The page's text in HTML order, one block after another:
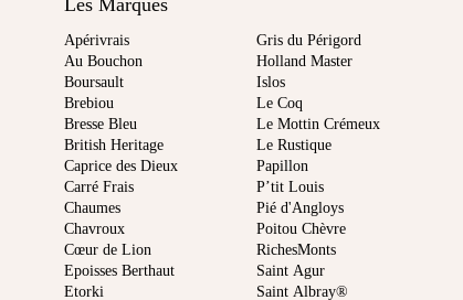
Les Marques
Apérivrais
Au Bouchon
Boursault
Brebiou
Bresse Bleu
British Heritage
Caprice des Dieux
Carré Frais
Chaumes
Chavroux
Cœur de Lion
Epoisses Berthaut
Etorki
Gris du Périgord
Holland Master
Islos
Le Coq
Le Mottin Crémeux
Le Rustique
Papillon
P’tit Louis
Pié d'Angloys
Poitou Chèvre
RichesMonts
Saint Agur
Saint Albray®